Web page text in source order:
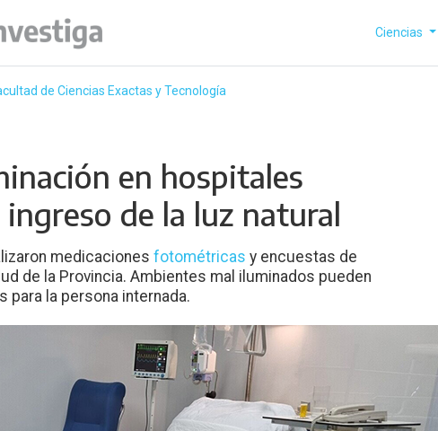
Ciencias
de Ciencias Exactas y Tecnología
en hospitales
de la luz natural
medicaciones fotométricas y encuestas de
de la Provincia. Ambientes mal iluminados pueden
para la persona internada.